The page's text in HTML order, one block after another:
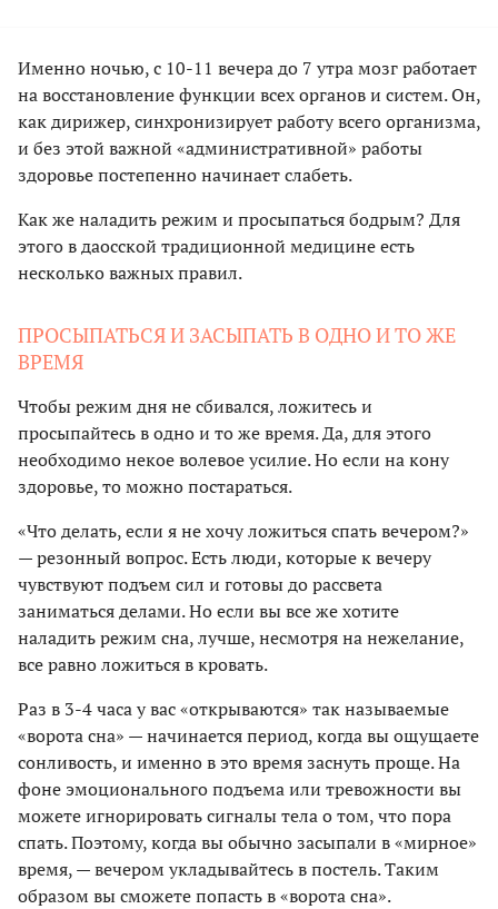
Именно ночью, с 10-11 вечера до 7 утра мозг работает
на восстановление функции всех органов и систем. Он,
как дирижер, синхронизирует работу всего организма,
и без этой важной «административной» работы
здоровье постепенно начинает слабеть.
Как же наладить режим и просыпаться бодрым? Для
этого в даосской традиционной медицине есть
несколько важных правил.
ПРОСЫПАТЬСЯ И ЗАСЫПАТЬ В ОДНО И ТО ЖЕ
ВРЕМЯ
Чтобы режим дня не сбивался, ложитесь и
просыпайтесь в одно и то же время. Да, для этого
необходимо некое волевое усилие. Но если на кону
здоровье, то можно постараться.
«Что делать, если я не хочу ложиться спать вечером?»
— резонный вопрос. Есть люди, которые к вечеру
чувствуют подъем сил и готовы до рассвета
заниматься делами. Но если вы все же хотите
наладить режим сна, лучше, несмотря на нежелание,
все равно ложиться в кровать.
Раз в 3-4 часа у вас «открываются» так называемые
«ворота сна» — начинается период, когда вы ощущаете
сонливость, и именно в это время заснуть проще. На
фоне эмоционального подъема или тревожности вы
можете игнорировать сигналы тела о том, что пора
спать. Поэтому, когда вы обычно засыпали в «мирное»
время, — вечером укладывайтесь в постель. Таким
образом вы сможете попасть в «ворота сна».